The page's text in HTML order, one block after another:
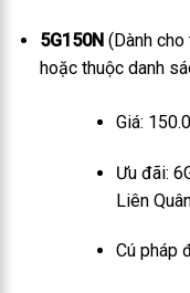
5G150N(Dành
hoặc thuộc danh
Giá:
Ưu đãi:
Liên
Cú pháp